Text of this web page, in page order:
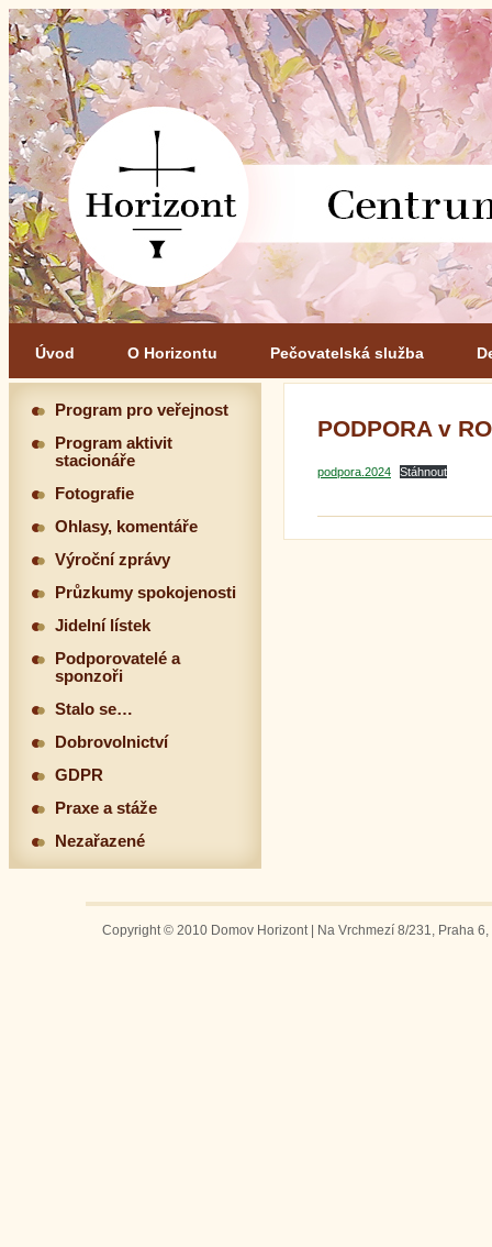
Úvod O Horizontu Pečovatelská služba
PODPORA v
podpora.2024 Stáhnout
Program pro veřejnost
Program aktivit
stacionáře
Fotografie
Ohlasy, komentáře
Výroční zprávy
Průzkumy spokojenosti
Jidelní lístek
Podporovatelé a
sponzoři
Stalo se…
Dobrovolnictví
GDPR
Praxe a stáže
Nezařazené
Copyright © 2010 Domov Horizont | Na Vrchmezí 8/231, Praha